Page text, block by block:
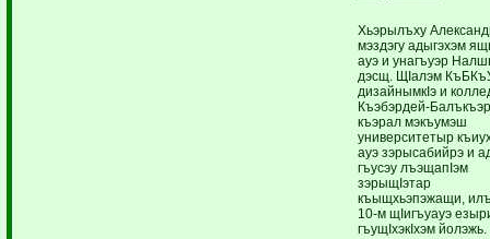
Хьэрылъху
мэздэгу адыгэхэм
ауэ и унагъуэр
дэсщ. ЩIалэм
дизайнымкIэ и
Къэбэрдей-
къэрал мэкъумэш
университетыр
ауэ зэрысабийрэ и
гъусэу лъэщапIэм
зэрыщIэтар
къыщхьэпэжащи,
10-м щIигъуауэ
гъущIхэкIхэм йолэжь.